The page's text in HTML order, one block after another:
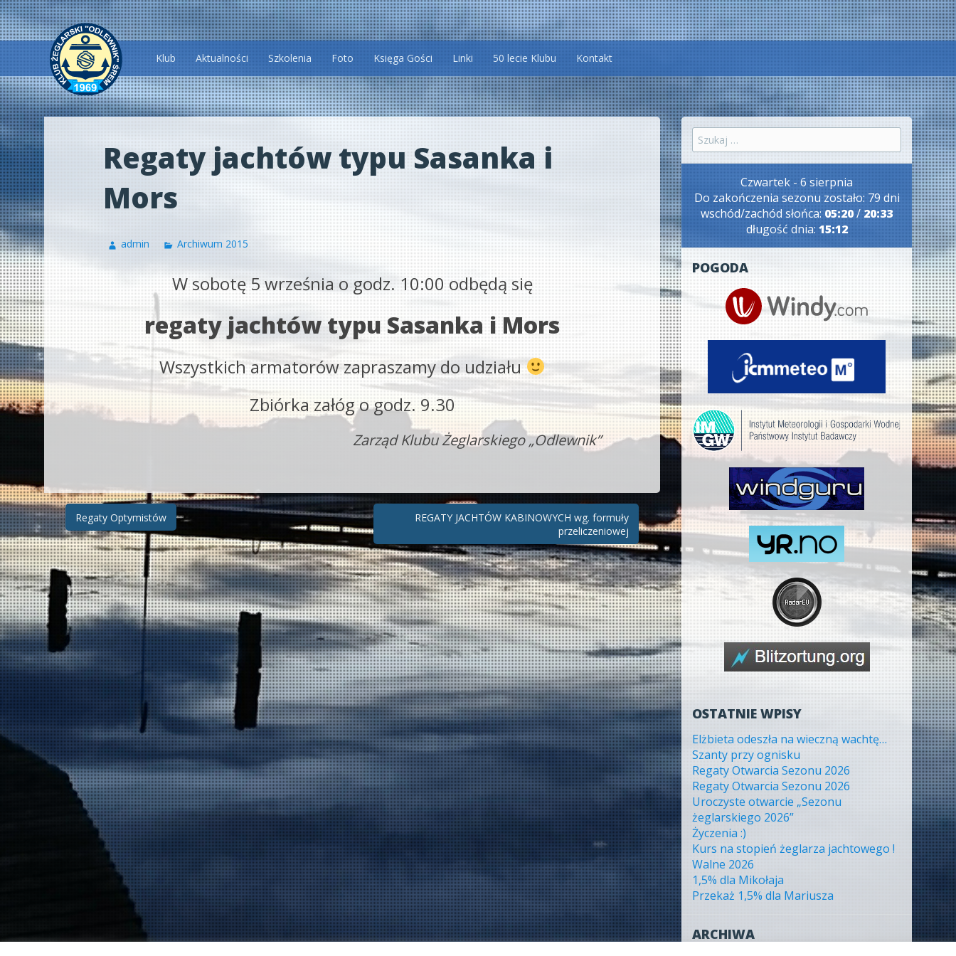
Przeskocz
do
treści
Klub Aktualności Szkolenia Foto Księga Gości Linki 50 lecie Klubu Kontakt
Regaty jachtów typu Sasanka i
Mors
admin Archiwum 2015
W sobotę 5 września o godz. 10:00 odbędą się
regaty jachtów typu Sasanka i Mors
Wszystkich armatorów zapraszamy do udziału
Zbiórka załóg o godz. 9.30
Zarząd Klubu Żeglarskiego „Odlewnik”
Zobacz
wpisy
Regaty Optymistów
REGATY JACHTÓW KABINOWYCH wg. formuły
przeliczeniowej
Szukaj:
Czwartek - 6 sierpnia
Do zakończenia sezonu zostało: 79 dni
wschód/zachód słońca: 05:20/20:33
długość dnia: 15:12
POGODA
OSTATNIE WPISY
Elżbieta odeszła na wieczną wachtę…
Szanty przy ognisku
Regaty Otwarcia Sezonu 2026
Regaty Otwarcia Sezonu 2026
Uroczyste otwarcie „Sezonu
żeglarskiego 2026”
Życzenia :)
Kurs na stopień żeglarza jachtowego !
Walne 2026
1,5% dla Mikołaja
Przekaż 1,5% dla Mariusza
ARCHIWA